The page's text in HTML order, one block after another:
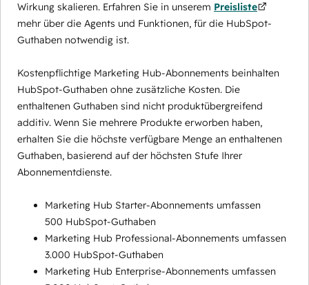
Wirkung skalieren. Erfahren Sie in unserem Preisliste
mehr über die Agents und Funktionen, für die HubSpot-
Guthaben notwendig ist.
Kostenpflichtige Marketing Hub-Abonnements beinhalten
HubSpot-Guthaben ohne zusätzliche Kosten. Die
enthaltenen Guthaben sind nicht produktübergreifend
additiv. Wenn Sie mehrere Produkte erworben haben,
erhalten Sie die höchste verfügbare Menge an enthaltenen
Guthaben, basierend auf der höchsten Stufe Ihrer
Abonnementdienste.
Marketing Hub Starter-Abonnements umfassen
500 HubSpot-Guthaben
Marketing Hub Professional-Abonnements umfassen
3.000 HubSpot-Guthaben
Marketing Hub Enterprise-Abonnements umfassen